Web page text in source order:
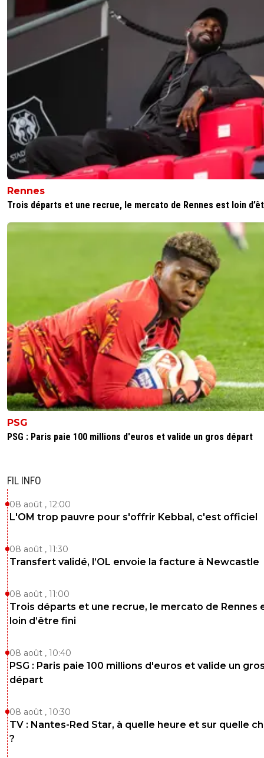
Rennes
Trois départs et une recrue, le mercato de Rennes est loin
PSG
PSG : Paris paie 100 millions d'euros et valide un gros départ
FIL INFO
08 août , 12:00
L'OM trop pauvre pour s'offrir Kebbal, c'est officiel
08 août , 11:30
Transfert validé, l’OL envoie la facture à Newcastle
08 août , 11:00
Trois départs et une recrue, le mercato de Rennes
loin d’être fini
08 août , 10:40
PSG : Paris paie 100 millions d'euros et valide un
départ
08 août , 10:30
TV : Nantes-Red Star, à quelle heure et sur quelle
?